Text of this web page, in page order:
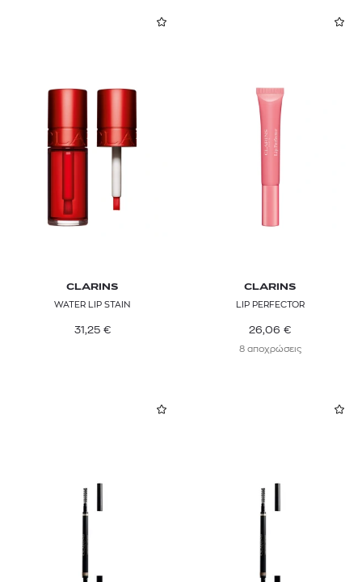
CLARINS
WATER LIP STAIN
31,25 €
CLARINS
LIP PERFECTOR
26,06 €
8 αποχρώσεις